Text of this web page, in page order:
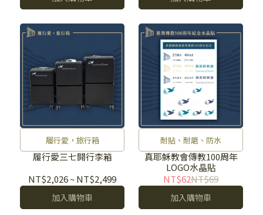
履行愛，旅行箱
履行愛三七開行李箱
NT$2,026~NT$2,499
加入購物車
耐貼、耐磨、防水
真耶穌教會傳教100周年
LOGO水晶貼
NT$62NT$69
加入購物車